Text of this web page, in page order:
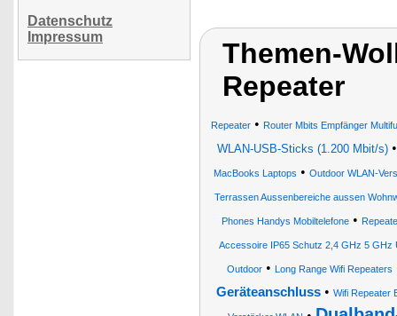
Datenschutz
Impressum
Themen-
Repeater
Repeater • Router Mbits Empfänger
WLAN-USB-Sticks (1.200 Mbit/s)
MacBooks Laptops • Outdoor WLAN-
Terrassen Aussenbereiche aussen
Phones Handys Mobiltelefone•
Accessoire IP65 Schutz 2,4 GHz 5 GHz
Outdoor • Long Range Wifi Repeaters
Geräteanschluss• Wifi Repeater